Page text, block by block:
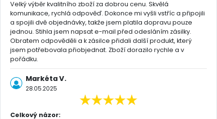
Velký výběr kvalitního zboží za dobrou cenu. Skvělá
komunikace, rychlá odpověď. Dokonce mi vyšli vstříc a připojili
a spojili dvě objednávky, takže jsem platila dopravu pouze
jednou. Stihla jsem napsat e-mail před odesláním zásilky.
Obratem odpověděli a k zásilce přidali další produkt, který
jsem potřebovala přiobjednat. Zboží dorazilo rychle a v
pořádku.
Markéta V.
28.05.2025
Celkový názor: